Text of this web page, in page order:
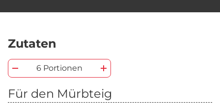
Zutaten
6 Portionen
Für den Mürbteig